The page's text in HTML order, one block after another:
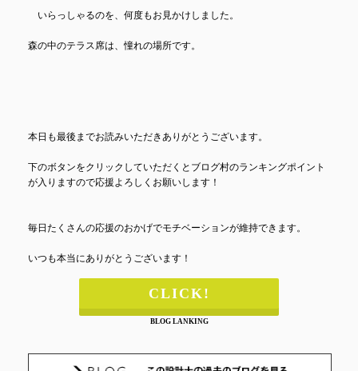
いらっしゃるのを、何度もお見かけしました。
森の中のテラス席は、憧れの場所です。
本日も最後までお読みいただきありがとうございます。
下のボタンをクリックしていただくとブログ村のランキングポイント
が入りますので応援よろしくお願いします！
毎日たくさんの応援のおかげでモチベーションが維持できます。
いつも本当にありがとうございます！
CLICK!
BLOG LANKING